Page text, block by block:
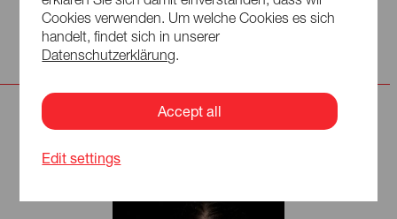
»fliegende fische«, mit der sie acht Monate durch Indien
und Nepal tourte und nach der Rückkehr unter anderem
mit der Produktion »Götter, Guru, Germany« an
folgte das Rechercheprojekt »Heimgesucht – Ein Stück
Deutschland«, das 2009 und
2009 bis 2019 spielte Fanny Staffa im Rostocker »Polizeiruf
der Saison 2024/2025 war sie etwa als Jette John in
Read more
Cookies verwenden. Um welche Cookies es sich
handelt, findet sich in unserer
Datenschutzerklärung
Accept all
Edit settings